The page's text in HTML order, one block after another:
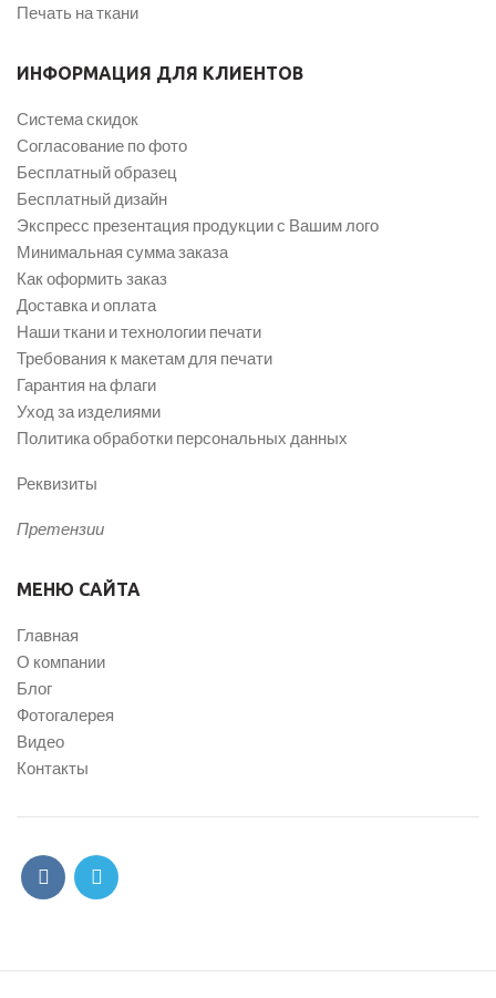
Печать на ткани
ИНФОРМАЦИЯ ДЛЯ КЛИЕНТОВ
Система скидок
Согласование по фото
Бесплатный образец
Бесплатный дизайн
Экспресс презентация продукции с Вашим лого
Минимальная сумма заказа
Как оформить заказ
Доставка и оплата
Наши ткани и технологии печати
Требования к макетам для печати
Гарантия на флаги
Уход за изделиями
Политика обработки персональных данных
Реквизиты
Претензии
МЕНЮ САЙТА
Главная
О компании
Блог
Фотогалерея
Видео
Контакты